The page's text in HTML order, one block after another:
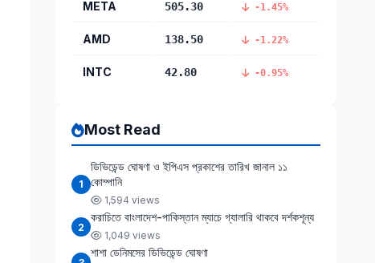
META 505.30 -1.45%
AMD 138.50 -1.22%
INTC 42.80 -0.95%
Most Read
1
ডিভিডেন্ড ঘোষণা ও ইপিএস প্রকাশের তারিখ জানাল ১১
কোম্পানি
1,594 views
2
করাচিতে বাংলাদেশ-পাকিস্তান ম্যাচে গ্যালারি থাকবে দর্শকশূন্য
1,049 views
শাশা ডেনিমসের ডিভিডেন্ড ঘোষণা